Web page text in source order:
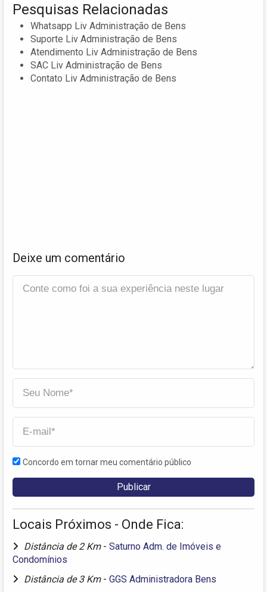
Pesquisas Relacionadas
Whatsapp Liv Administração de Bens
Suporte Liv Administração de Bens
Atendimento Liv Administração de Bens
SAC Liv Administração de Bens
Contato Liv Administração de Bens
Deixe um comentário
Concordo em tornar meu comentário público
Locais Próximos - Onde Fica:
Distância de 2 Km - Saturno Adm. de Imóveis e
Condomínios
Distância de 3 Km - GGS Administradora Bens